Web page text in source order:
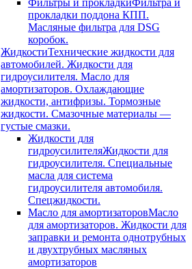
Фильтры и прокладкиФильтра и
прокладки поддона КПП.
Масляные фильтра для DSG
коробок.
ЖидкостиТехнические жидкости для
автомобилей. Жидкости для
гидроусилителя. Масло для
амортизаторов. Охлаждающие
жидкости, антифризы. Тормозные
жидкости. Смазочные материалы —
густые смазки.
Жидкости для
гидроусилителяЖидкости для
гидроусилителя. Специальные
масла для система
гидроусилителя автомобиля.
Спецжидкости.
Масло для амортизаторовМасло
для амортизаторов. Жидкости для
заправки и ремонта однотрубных
и двухтрубных масляных
амортизаторов